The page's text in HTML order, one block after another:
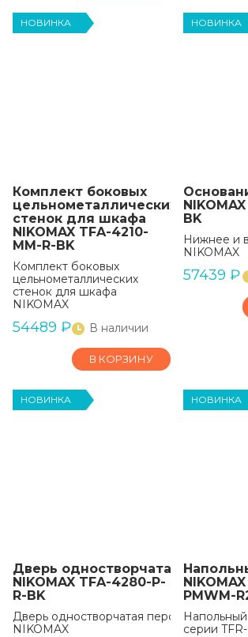
НОВИНКА
Комплект боковых
цельнометаллических
стенок для шкафа
NIKOMAX TFA-4210-
MM-R-BK
Комплект боковых
цельнометаллических
стенок для шкафа
NIKOMAX
54489 ₽ В наличии
В КОРЗИНУ
НОВИНКА
BK
Нижнее и
NIKOMAX
57439 ₽
НОВИНКА
Дверь одностворчатая
NIKOMAX TFA-4280-P-
R-BK
Дверь одностворчатая
NIKOMAX
НОВИНКА
PMWM-
серии